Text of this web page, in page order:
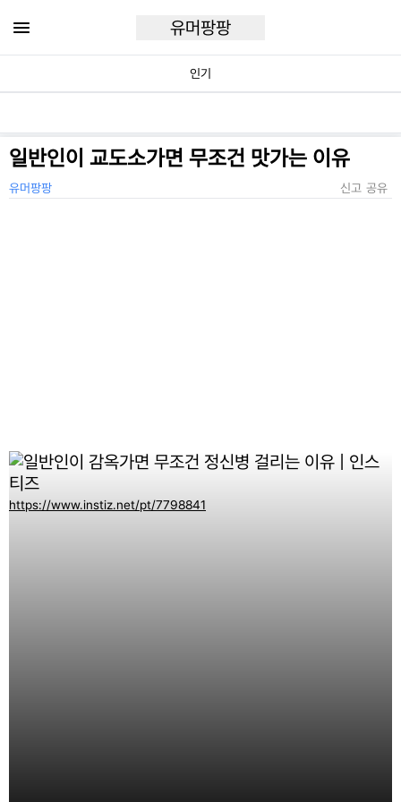
유머팡팡
인기
일반인이 교도소가면 무조건 맛가는 이유
유머팡팡 신고 공유
https://www.instiz.net/pt/7798841